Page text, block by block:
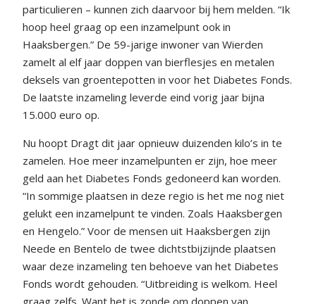
particulieren – kunnen zich daarvoor bij hem melden. “Ik
hoop heel graag op een inzamelpunt ook in
Haaksbergen.” De 59-jarige inwoner van Wierden
zamelt al elf jaar doppen van bierflesjes en metalen
deksels van groentepotten in voor het Diabetes Fonds.
De laatste inzameling leverde eind vorig jaar bijna
15.000 euro op.
Nu hoopt Dragt dit jaar opnieuw duizenden kilo’s in te
zamelen. Hoe meer inzamelpunten er zijn, hoe meer
geld aan het Diabetes Fonds gedoneerd kan worden.
“In sommige plaatsen in deze regio is het me nog niet
gelukt een inzamelpunt te vinden. Zoals Haaksbergen
en Hengelo.” Voor de mensen uit Haaksbergen zijn
Neede en Bentelo de twee dichtstbijzijnde plaatsen
waar deze inzameling ten behoeve van het Diabetes
Fonds wordt gehouden. “Uitbreiding is welkom. Heel